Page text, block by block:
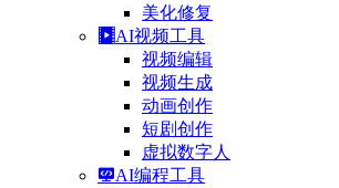
美化修复
AI视频工具
视频编辑
视频生成
动画创作
短剧创作
虚拟数字人
AI编程工具